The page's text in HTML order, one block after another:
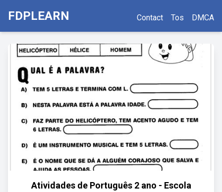
FDPLEARN Contact Tos DMCA
Atividades de Português 2 ano - Escola